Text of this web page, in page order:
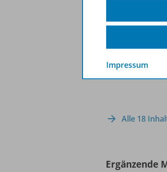
Alle 18
Ergänzende
Impressum